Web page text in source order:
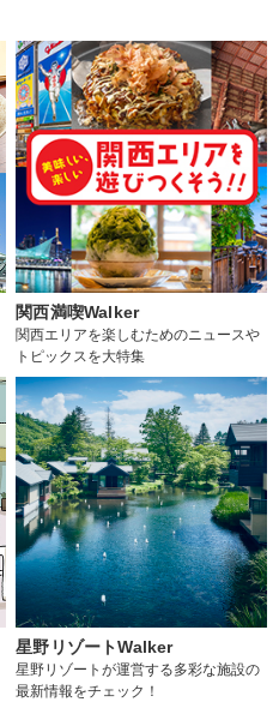
関西満喫Walker
関西エリアを楽しむためのニュースや
トピックスを大特集
星野リゾートWalker
星野リゾートが運営する多彩な施設の
最新情報をチェック！